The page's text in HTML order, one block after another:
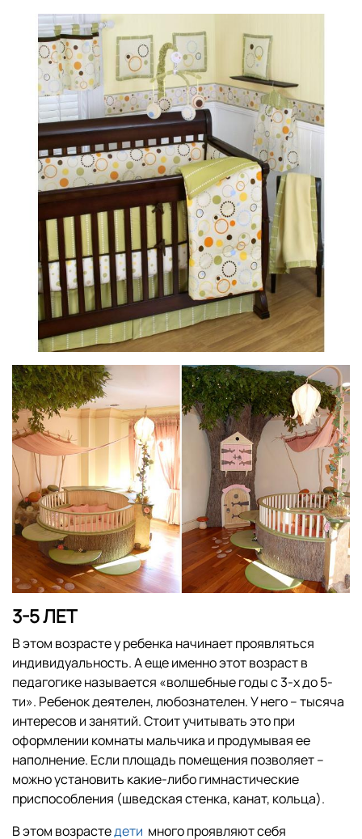
3-5 ЛЕТ
В этом возрасте у ребенка начинает проявляться
индивидуальность. А еще именно этот возраст в
педагогике называется «волшебные годы с 3-х до 5-
ти». Ребенок деятелен, любознателен. У него – тысяча
интересов и занятий. Стоит учитывать это при
оформлении комнаты мальчика и продумывая ее
наполнение. Если площадь помещения позволяет –
можно установить какие-либо гимнастические
приспособления (шведская стенка, канат, кольца).
В этом возрастедети много проявляют себя